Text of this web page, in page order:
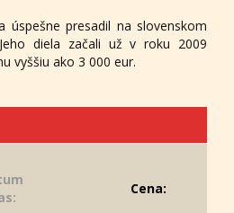
úspešne presadil na slovenskom
diela začali už v roku 2009
vyššiu ako 3 000 eur.
Cena: